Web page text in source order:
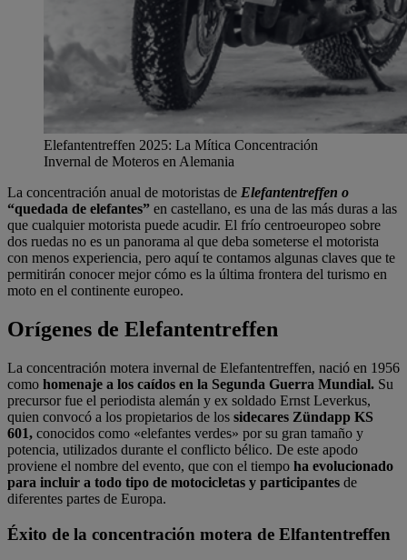
Elefantentreffen 2025: La Mítica Concentración
Invernal de Moteros en Alemania
La concentración anual de motoristas de Elefantentreffen o
“quedada de elefantes” en castellano, es una de las más duras a las
que cualquier motorista puede acudir. El frío centroeuropeo sobre
dos ruedas no es un panorama al que deba someterse el motorista
con menos experiencia, pero aquí te contamos algunas claves que te
permitirán conocer mejor cómo es la última frontera del turismo en
moto en el continente europeo.
Orígenes de Elefantentreffen
La concentración motera invernal de Elefantentreffen, nació en 1956
como homenaje a los caídos en la Segunda Guerra Mundial. Su
precursor fue el periodista alemán y ex soldado Ernst Leverkus,
quien convocó a los propietarios de los sidecares Zündapp KS
601, conocidos como «elefantes verdes» por su gran tamaño y
potencia, utilizados durante el conflicto bélico. De este apodo
proviene el nombre del evento, que con el tiempo ha evolucionado
para incluir a todo tipo de motocicletas y participantes de
diferentes partes de Europa.
Éxito de la concentración motera de Elfantentreffen